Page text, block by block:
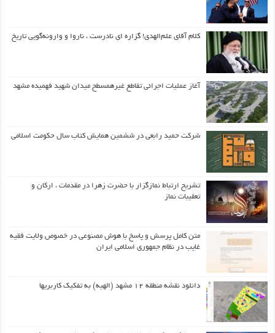
کلام آقای علم‌الهدی! گزاره ای نادرست ، ناروا و وارونه‌گویی تاریخ
آغاز عملیات اجرائی تقاطع غیرهمسطح میدان شهید فهمیده مشهد
شرکت حمید رابعی در ششمین همایش کتاب سال حکومت اسلامی
تشریح ارتباط نمازگزار با حضرت زهرا در مقدمات ، ارکان و
تعقیبات نماز
متن کامل پرسش و پاسخ با هوش مصنوعی در خصوص ولایت فقیه
غایب در نظام جمهوری اسلامی ایران
دانلود نقشه منطقه ۱۲ مشهد (الهیه) به تفکیک کاربریها